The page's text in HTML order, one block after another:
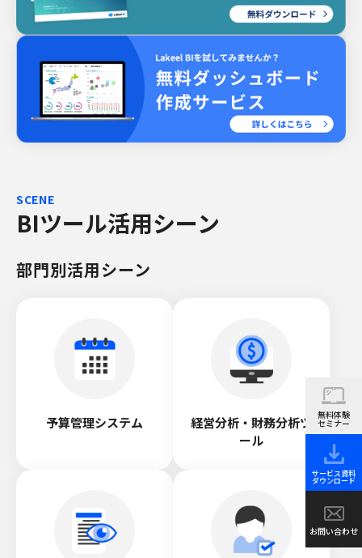
無料体験
セミナー
サービス資料
ダウンロード
お問い合わせ
SCENE
BIツール活用シーン
部門別活用シーン
予算管理システム
経営分析・財務分析ツ
ール